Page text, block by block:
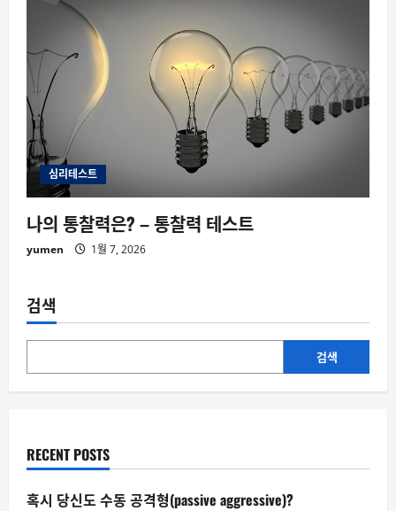
심리테스트
나의 통찰력은? – 통찰력 테스트
yumen 1월 7, 2026
검색
검색
RECENT POSTS
혹시 당신도 수동 공격형(passive aggressive)?